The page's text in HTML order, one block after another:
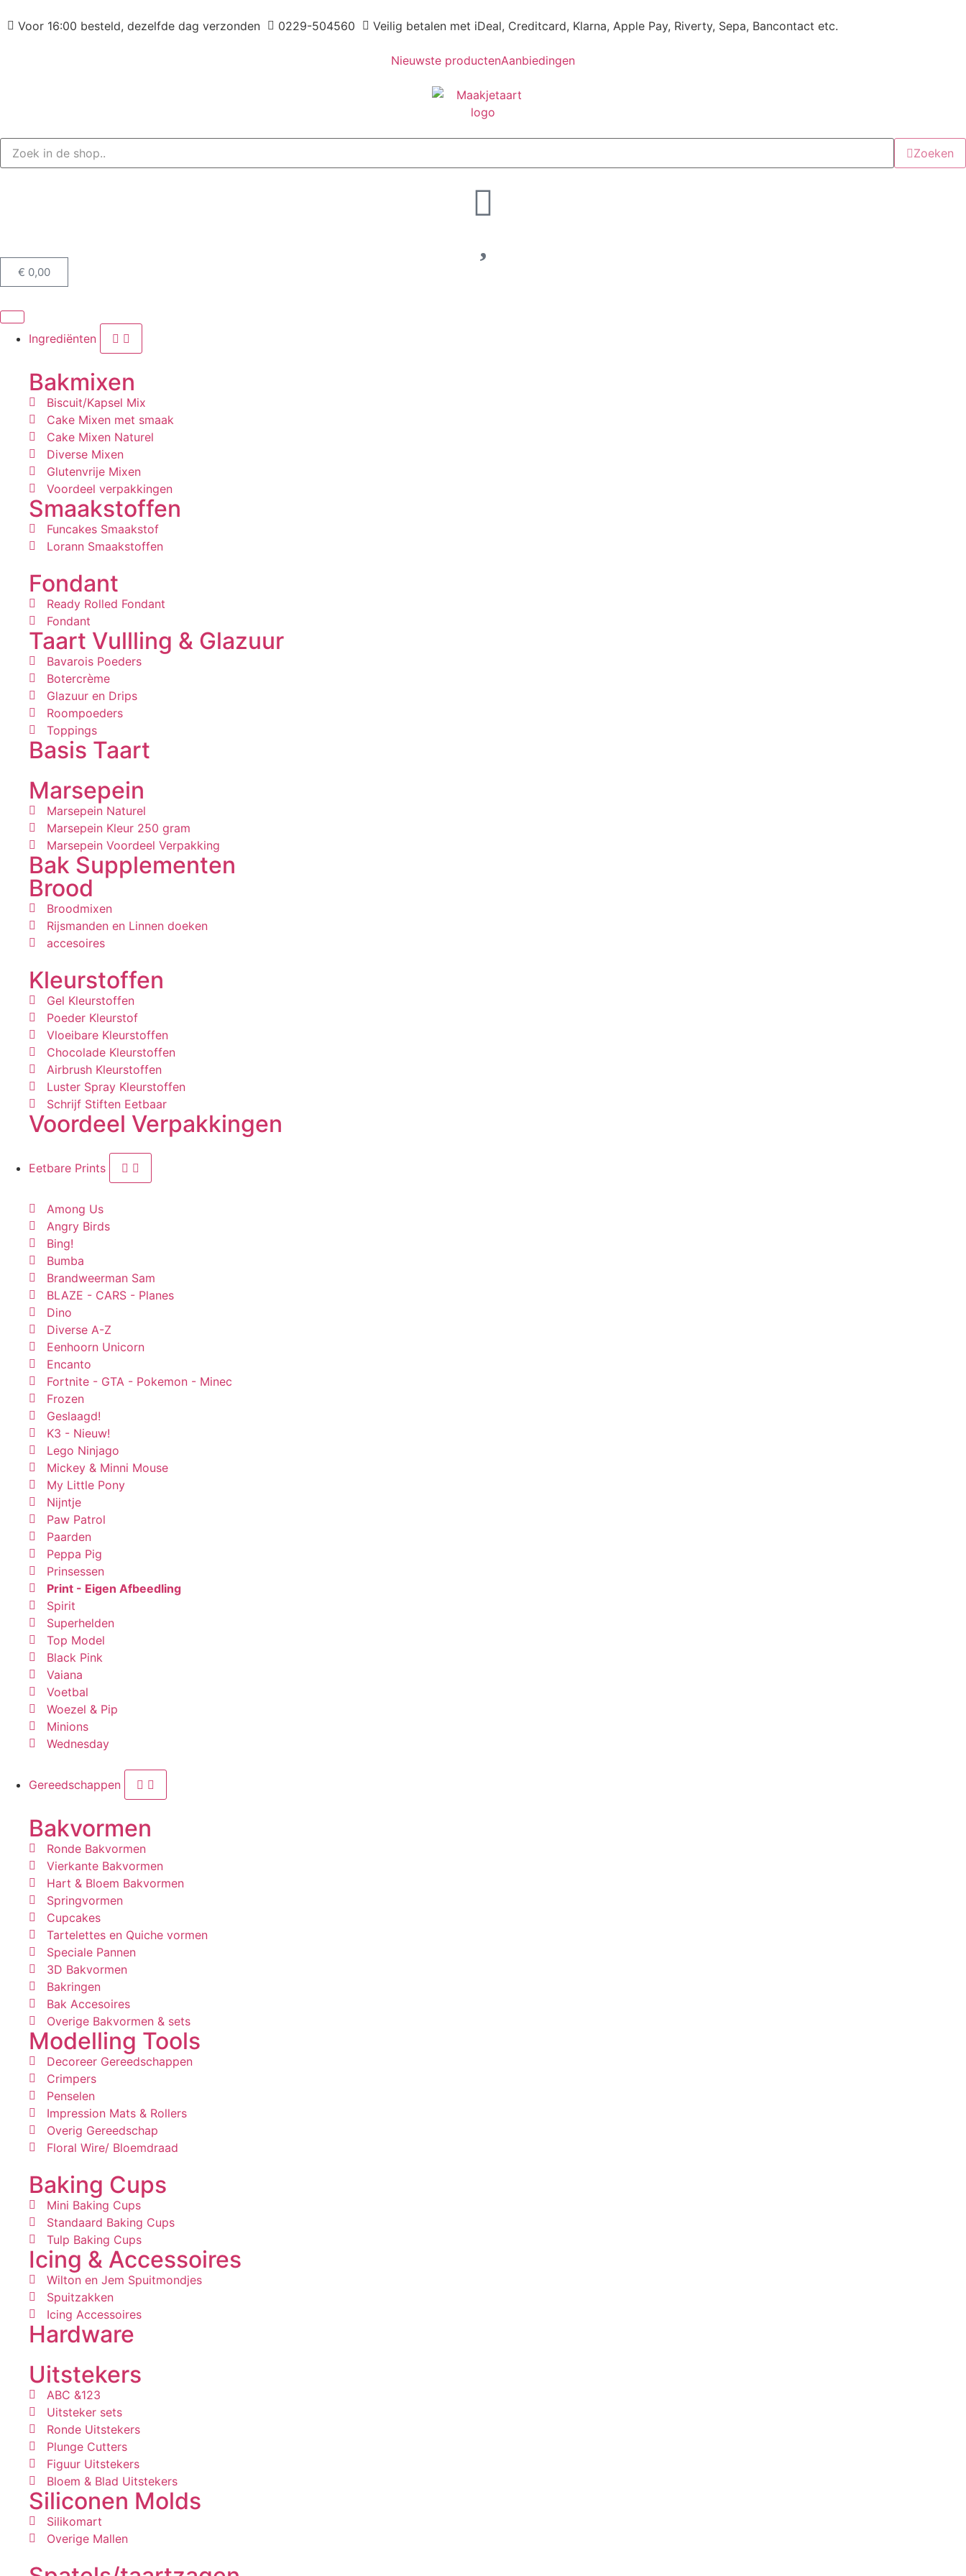
Voor 16:00 besteld, dezelfde dag verzonden 0229-504560 Veilig betalen met iDeal, Creditcard, Klarna, Apple Pay, Riverty, Sepa, Bancontact etc.
Nieuwste productenAanbiedingen
Zoeken
€ 0,00
Ingrediënten
Bakmixen
Biscuit/Kapsel Mix
Cake Mixen met smaak
Cake Mixen Naturel
Diverse Mixen
Glutenvrije Mixen
Voordeel verpakkingen
Smaakstoffen
Funcakes Smaakstof
Lorann Smaakstoffen
Fondant
Ready Rolled Fondant
Fondant
Taart Vullling & Glazuur
Bavarois Poeders
Botercrème
Glazuur en Drips
Roompoeders
Toppings
Basis Taart
Marsepein
Marsepein Naturel
Marsepein Kleur 250 gram
Marsepein Voordeel Verpakking
Bak Supplementen
Brood
Broodmixen
Rijsmanden en Linnen doeken
accesoires
Kleurstoffen
Gel Kleurstoffen
Poeder Kleurstof
Vloeibare Kleurstoffen
Chocolade Kleurstoffen
Airbrush Kleurstoffen
Luster Spray Kleurstoffen
Schrijf Stiften Eetbaar
Voordeel Verpakkingen
Eetbare Prints
Among Us
Angry Birds
Bing!
Bumba
Brandweerman Sam
BLAZE - CARS - Planes
Dino
Diverse A-Z
Eenhoorn Unicorn
Encanto
Fortnite - GTA - Pokemon - Minec
Frozen
Geslaagd!
K3 - Nieuw!
Lego Ninjago
Mickey & Minni Mouse
My Little Pony
Nijntje
Paw Patrol
Paarden
Peppa Pig
Prinsessen
Print - Eigen Afbeedling
Spirit
Superhelden
Top Model
Black Pink
Vaiana
Voetbal
Woezel & Pip
Minions
Wednesday
Gereedschappen
Bakvormen
Ronde Bakvormen
Vierkante Bakvormen
Hart & Bloem Bakvormen
Springvormen
Cupcakes
Tartelettes en Quiche vormen
Speciale Pannen
3D Bakvormen
Bakringen
Bak Accesoires
Overige Bakvormen & sets
Modelling Tools
Decoreer Gereedschappen
Crimpers
Penselen
Impression Mats & Rollers
Overig Gereedschap
Floral Wire/ Bloemdraad
Baking Cups
Mini Baking Cups
Standaard Baking Cups
Tulp Baking Cups
Icing & Accessoires
Wilton en Jem Spuitmondjes
Spuitzakken
Icing Accessoires
Hardware
Uitstekers
ABC &123
Uitsteker sets
Ronde Uitstekers
Plunge Cutters
Figuur Uitstekers
Bloem & Blad Uitstekers
Siliconen Molds
Silikomart
Overige Mallen